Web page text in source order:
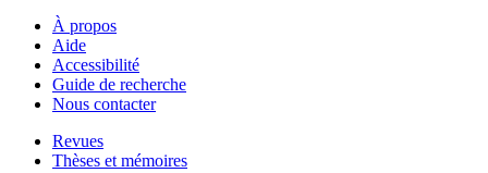
À propos
Aide
Accessibilité
Guide de recherche
Nous contacter
Revues
Thèses et mémoires